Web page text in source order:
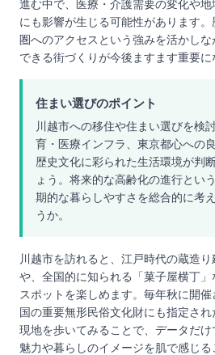
進む中で、医療・介護需要の変化や
にも影響が生じる可能性があります
圏へのアクセスという強みを活かし
できる街づくりが今後ますます重要に
住まい選びのポイント
川越市への移住や住まい選びを検
育・医療インフラ、東京都心への
歴史文化に彩られた生活環境が判
ょう。将来的な高齢化の進行とい
期的な暮らしやすさを総合的に考
うか。
川越市を訪れると、江戸時代の蔵造り
や、全国的に知られる「菓子屋横丁
スポットを楽しめます。毎年秋に開
国の重要無形民俗文化財にも指定さ
現地を歩いてみることで、データだ
魅力や暮らしのイメージを肌で感じる